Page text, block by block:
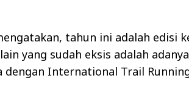
tahun ini adalah edisi
yang sudah eksis adalah
International Trail